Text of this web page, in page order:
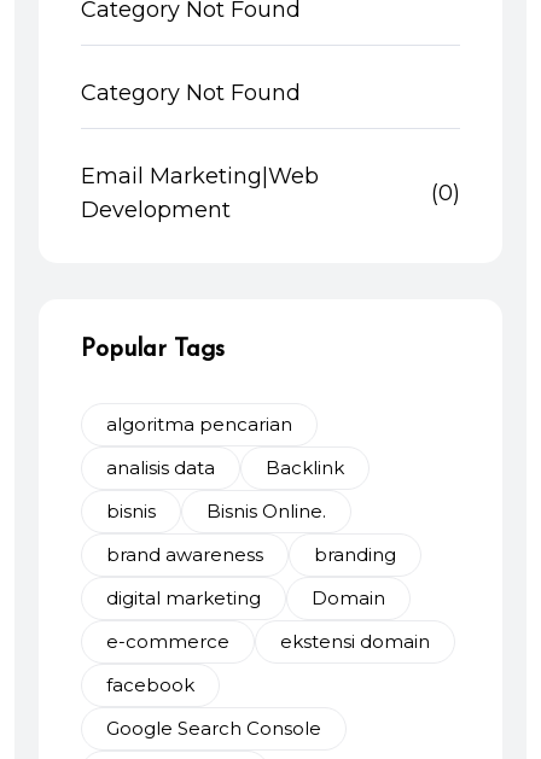
Category Not Found
Category Not Found
Email Marketing|Web
Development
(0)
Popular Tags
algoritma pencarian
analisis data
Backlink
bisnis
Bisnis Online.
brand awareness
branding
digital marketing
Domain
e-commerce
ekstensi domain
facebook
Google Search Console